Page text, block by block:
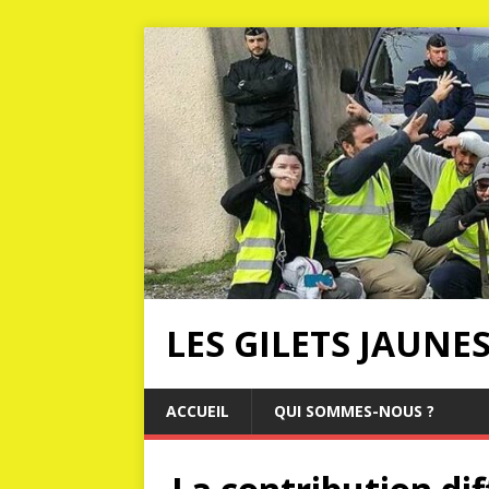
LES GILETS
ACCUEIL QUI SOMMES-NOUS ?